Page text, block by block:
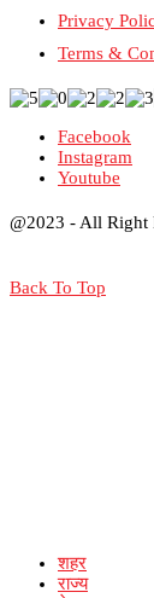
Privacy
Terms &
Facebook
Instagram
Youtube
@2023 - All Right
Back To Top
शहर
राज्य